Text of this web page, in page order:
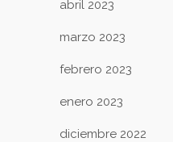
abril 2023
marzo 2023
febrero 2023
enero 2023
diciembre 2022